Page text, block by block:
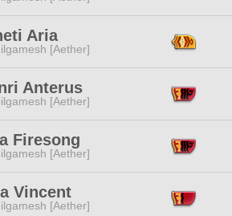
Aria
[Aether]
Anterus
[Aether]
Firesong
[Aether]
Vincent
[Aether]